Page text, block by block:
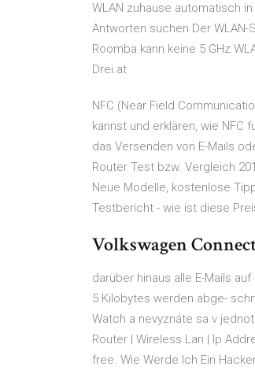
WLAN zuhause automatisch
Antworten suchen Der
Roomba kann keine 5 GHz
Drei.at
NFC (Near Field
kannst und erklären, wie NFC
das Versenden von E-Mails
Router Test bzw. Vergleich
Neue Modelle, kostenlose
Testbericht - wie ist diese
Volkswagen
darüber hinaus alle E-Mails
5 Kilobytes werden abge-
Watch a nevyznáte sa v
Router | Wireless Lan | Ip
free. Wie Werde Ich Ein